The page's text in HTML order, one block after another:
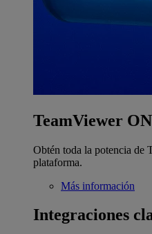
TeamViewer
Obtén toda la potencia de
plataforma.
Más información
Integraciones